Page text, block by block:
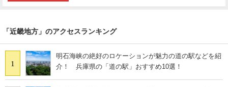
「近畿地方」のアクセスランキング
1
明石海峡の絶好のロケーションが魅力の道の駅などを紹
介！ 兵庫県の「道の駅」おすすめ10選！